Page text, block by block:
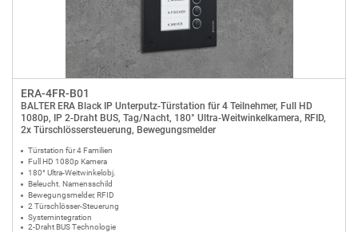
ERA-4FR-B01
BALTER ERA Black IP Unterputz-Türstation für 4 Teilnehmer, Full HD
1080p, IP 2-Draht BUS, Tag/Nacht, 180° Ultra-Weitwinkelkamera, RFID,
2x Türschlössersteuerung, Bewegungsmelder
Türstation für 4 Familien
Full HD 1080p Kamera
180° Ultra-Weitwinkelobj.
Beleucht. Namensschild
Bewegungsmelder, RFID
2 Türschlösser-Steuerung
Systemintegration
2-Draht BUS Technologie